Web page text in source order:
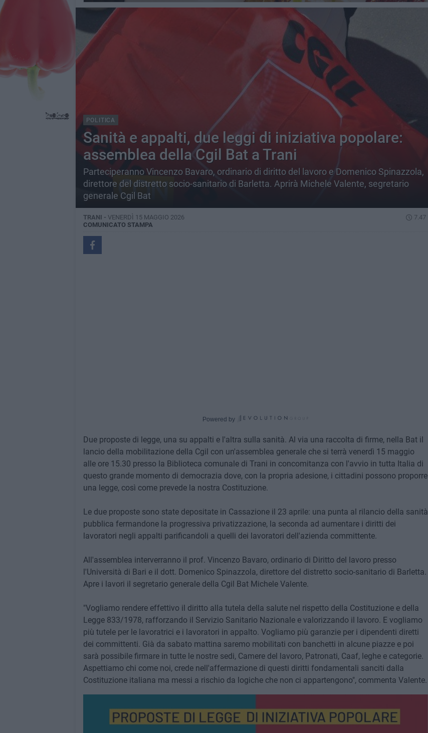
POLITICA
Sanità e appalti, due leggi di iniziativa popolare:
assemblea della Cgil Bat a Trani
Parteciperanno Vincenzo Bavaro, ordinario di diritto del lavoro e Domenico Spinazzola,
direttore del distretto socio-sanitario di Barletta. Aprirà Michele Valente, segretario
generale Cgil Bat
TRANI - VENERDÌ 15 MAGGIO 2026
7.47
COMUNICATO STAMPA
Powered by
Due proposte di legge, una su appalti e l'altra sulla sanità. Al via una raccolta di firme, nella Bat il
lancio della mobilitazione della Cgil con un'assemblea generale che si terrà venerdì 15 maggio
alle ore 15.30 presso la Biblioteca comunale di Trani in concomitanza con l'avvio in tutta Italia di
questo grande momento di democrazia dove, con la propria adesione, i cittadini possono proporre
una legge, così come prevede la nostra Costituzione.
Le due proposte sono state depositate in Cassazione il 23 aprile: una punta al rilancio della sanità
pubblica fermandone la progressiva privatizzazione, la seconda ad aumentare i diritti dei
lavoratori negli appalti parificandoli a quelli dei lavoratori dell'azienda committente.
All'assemblea interverranno il prof. Vincenzo Bavaro, ordinario di Diritto del lavoro presso
l'Università di Bari e il dott. Domenico Spinazzola, direttore del distretto socio-sanitario di Barletta.
Apre i lavori il segretario generale della Cgil Bat Michele Valente.
"Vogliamo rendere effettivo il diritto alla tutela della salute nel rispetto della Costituzione e della
Legge 833/1978, rafforzando il Servizio Sanitario Nazionale e valorizzando il lavoro. E vogliamo
più tutele per le lavoratrici e i lavoratori in appalto. Vogliamo più garanzie per i dipendenti diretti
dei committenti. Già da sabato mattina saremo mobilitati con banchetti in alcune piazze e poi
sarà possibile firmare in tutte le nostre sedi, Camere del lavoro, Patronati, Caaf, leghe e categorie.
Aspettiamo chi come noi, crede nell'affermazione di questi diritti fondamentali sanciti dalla
Costituzione italiana ma messi a rischio da logiche che non ci appartengono", commenta Valente.